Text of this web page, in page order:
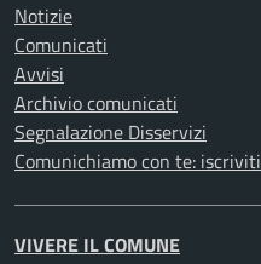
Notizie
Comunicati
Avvisi
Archivio comunicati
Segnalazione Disservizi
Comunichiamo con te: iscriviti
VIVERE IL COMUNE